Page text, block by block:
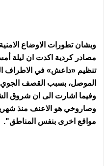
وبشان تطورات الاوضاع
مصادر كردية اكدت ان ليلة
تنظيم «داعش» في الاطراف
الموصل، بسبب القصف الجوي
وفيما اشارت الى ان شروق
وصاروخي هو الاعنف منذ
مواقع اخرى بنفس المناطق".